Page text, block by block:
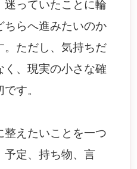
迷っていたことに輪
ちらへ進みたいのか
。ただし、気持ちだ
く、現実の小さな確
す。
整えたいことを一つ
予定、持ち物、言